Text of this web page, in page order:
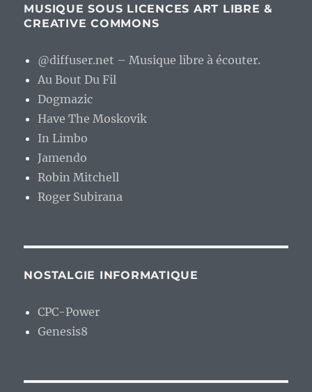
MUSIQUE SOUS LICENCES ART LIBRE &
CREATIVE COMMONS
@diffuser.net – Musique libre à écouter.
Au Bout Du Fil
Dogmazic
Have The Moskovik
In Limbo
Jamendo
Robin Mitchell
Roger Subirana
NOSTALGIE INFORMATIQUE
CPC-Power
Genesis8